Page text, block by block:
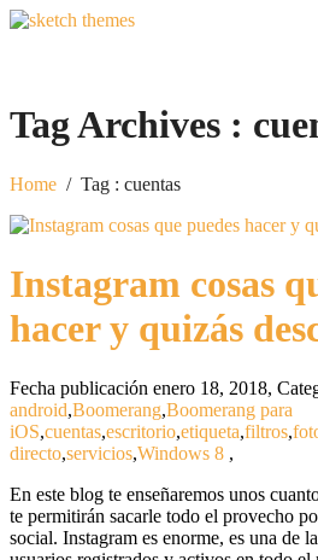
Tag Archives :
Home / Tag : cuentas
Instagram cosas
hacer y quizás
Fecha publicación enero 18, 2018,
android,Boomerang,Boomerang para
iOS,cuentas,escritorio,etiqueta,filtros,
directo,servicios,Windows 8 ,
En este blog te enseñaremos unos
te permitirán sacarle todo el provecho
social. Instagram es enorme, es una de